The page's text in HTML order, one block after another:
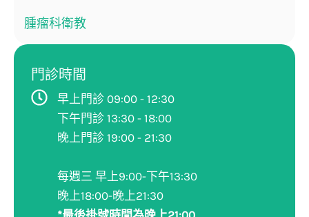
腫瘤科衛教
門診時間
早上門診 09:00 - 12:30
下午門診 13:30 - 18:00
晚上門診 19:00 - 21:30
每週三 早上9:00-下午13:30
晚上18:00-晚上21:30